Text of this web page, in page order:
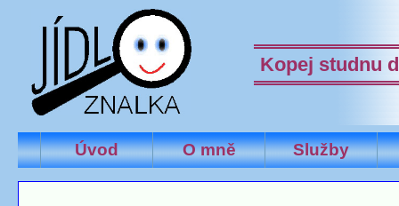
Kopej studnu
Úvod O mně Služby